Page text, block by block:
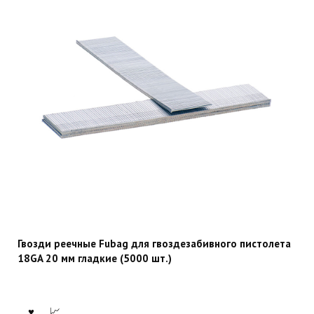
Гвозди реечные Fubag для гвоздезабивного пистолета
18GA 20 мм гладкие (5000 шт.)